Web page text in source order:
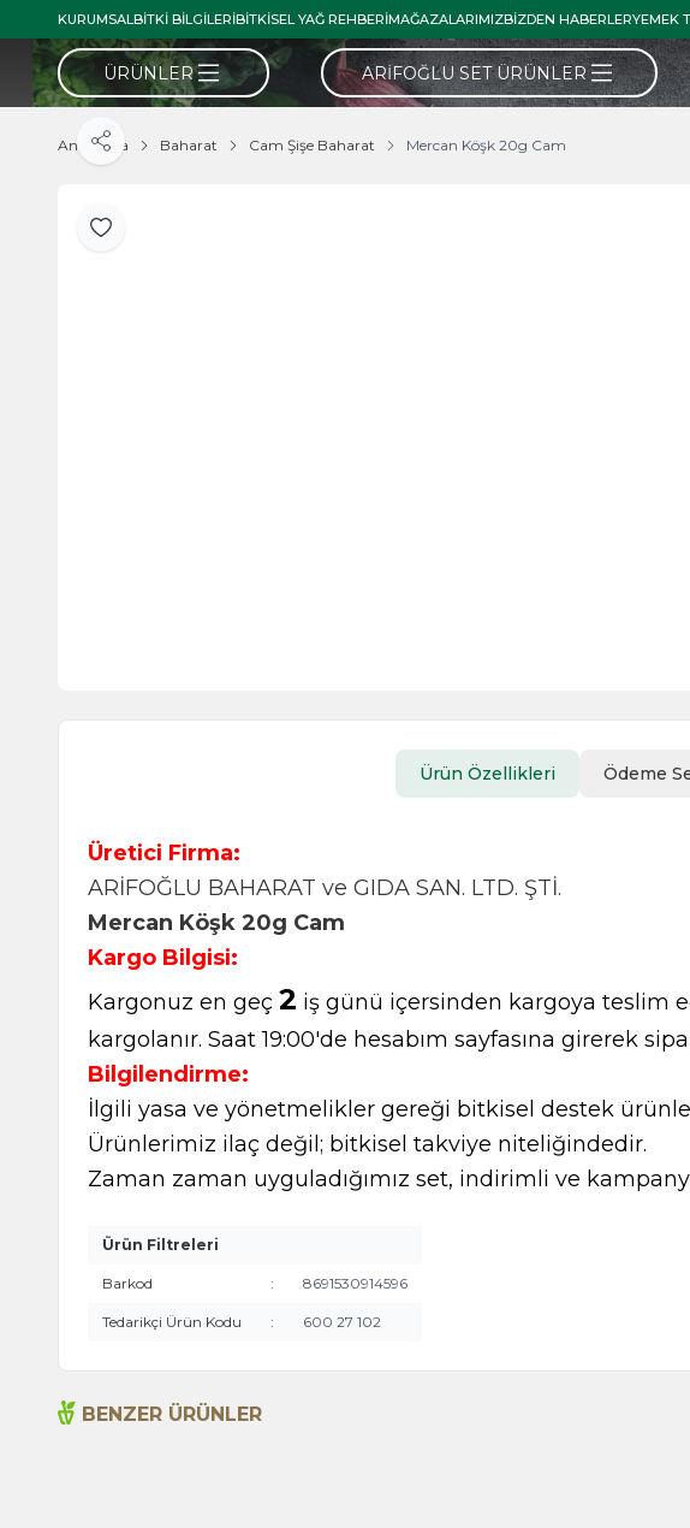
KURUMSALBITKI BILGILERIBITKISEL YAĞ REHBERIMAĞAZALARIMIZBIZDEN HABERLERYEMEK
ÜRÜNLER ARIFOĞLU SET ÜRÜNLER
Ana Sayfa Baharat Cam Şişe Baharat Mercan Köşk 20g Cam
Favoriye Ekle
Paylaş
Ürün Özellikleri Ödeme
Üretici Firma:
ARİFOĞLU BAHARAT ve GIDA SAN. LTD. ŞTİ.
Mercan Köşk 20g Cam
Kargo Bilgisi:
Kargonuz en geç 2 iş günü içersinden kargoya teslim
kargolanır. Saat 19:00'de hesabım sayfasına girerek
Bilgilendirme:
İlgili yasa ve yönetmelikler gereği bitkisel destek
Ürünlerimiz ilaç değil; bitkisel takviye niteliğindedir.
Zaman zaman uyguladığımız set, indirimli ve
Ürün Filtreleri
Barkod : 8691530914596
Tedarikçi Ürün Kodu : 600 27 102
BENZER ÜRÜNLER